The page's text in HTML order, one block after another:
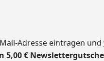
Adresse eintragen und
5,00 €